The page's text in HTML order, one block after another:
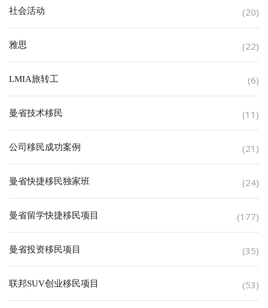
社会活动 (20)
雅思 (22)
LMIA旅转工 (6)
曼省技术移民 (11)
公司移民成功案例 (21)
曼省快捷移民独家班 (24)
曼省留学快捷移民项目 (177)
曼省投资移民项目 (35)
联邦SUV创业移民项目 (53)